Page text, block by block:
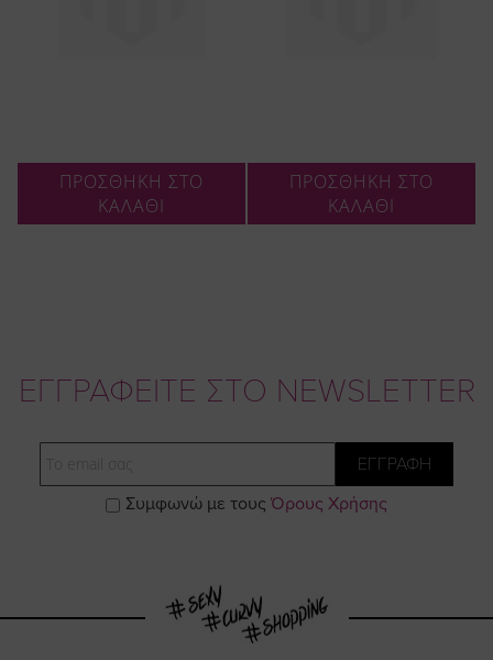
ΠΡΟΣΘΗΚΗ ΣΤΟ
ΚΑΛΑΘΙ
ΠΡΟΣΘΗΚΗ ΣΤΟ
ΚΑΛΑΘΙ
ΕΓΓΡΑΦΕΙΤΕ ΣΤΟ NEWSLETTER
ΕΓΓΡΑΦΗ
Συμφωνώ με τους Όρους Χρήσης